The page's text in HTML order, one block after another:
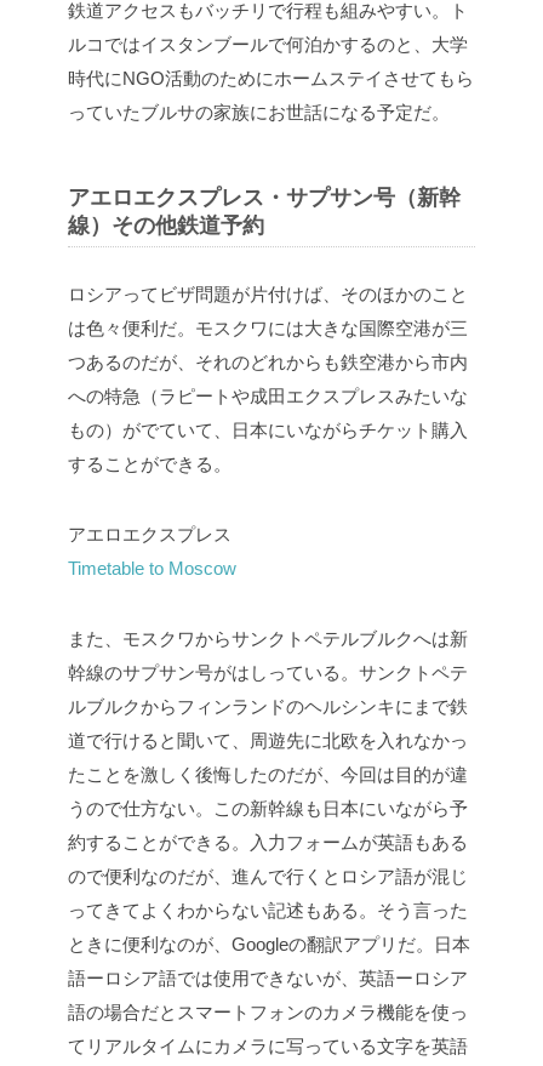
鉄道アクセスもバッチリで行程も組みやすい。ト
ルコではイスタンブールで何泊かするのと、大学
時代にNGO活動のためにホームステイさせてもら
っていたブルサの家族にお世話になる予定だ。
アエロエクスプレス・サプサン号（新幹
線）その他鉄道予約
ロシアってビザ問題が片付けば、そのほかのこと
は色々便利だ。モスクワには大きな国際空港が三
つあるのだが、それのどれからも鉄空港から市内
への特急（ラピートや成田エクスプレスみたいな
もの）がでていて、日本にいながらチケット購入
することができる。
アエロエクスプレス
Timetable to Moscow
また、モスクワからサンクトペテルブルクへは新
幹線のサプサン号がはしっている。サンクトペテ
ルブルクからフィンランドのヘルシンキにまで鉄
道で行けると聞いて、周遊先に北欧を入れなかっ
たことを激しく後悔したのだが、今回は目的が違
うので仕方ない。この新幹線も日本にいながら予
約することができる。入力フォームが英語もある
ので便利なのだが、進んで行くとロシア語が混じ
ってきてよくわからない記述もある。そう言った
ときに便利なのが、Googleの翻訳アプリだ。日本
語ーロシア語では使用できないが、英語ーロシア
語の場合だとスマートフォンのカメラ機能を使っ
てリアルタイムにカメラに写っている文字を英語